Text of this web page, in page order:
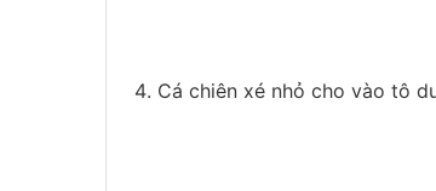
Cá chiên xé nhỏ cho vào tô